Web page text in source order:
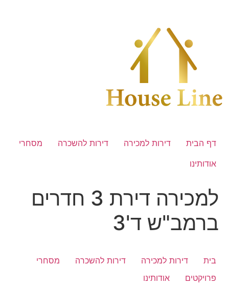
דף הבית דירות למכירה דירות להשכרה
מסחרי
אודותינו
למכירה דירת 3 חדרים
ברמב"ש ד'3
בית דירות למכירה דירות להשכרה
מסחרי
פרויקטים
אודותינו